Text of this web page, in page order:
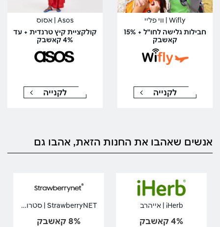
Wifly | ווי פליי
חבילות גלישה לחו"ל + 15%
קאשבק
לקנייה
Asos | אסוס
קולקציית קיץ טרנדית + עד
4% קאשבק
לקנייה
אנשים שאהבו את החנות הזאת, אהבו גם
iHerb | אייהרב
4% קאשבק
StrawberryNET | סטרוברינט
8% קאשבק